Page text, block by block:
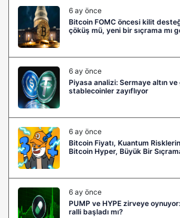
6 ay önce
Bitcoin FOMC öncesi kilit
çöküş mü, yeni bir sıçrama mı
6 ay önce
Piyasa analizi: Sermaye altın
stablecoinler zayıflıyor
6 ay önce
Bitcoin Fiyatı, Kuantum
Bitcoin Hyper, Büyük Bir
6 ay önce
PUMP ve HYPE zirveye
ralli başladı mı?